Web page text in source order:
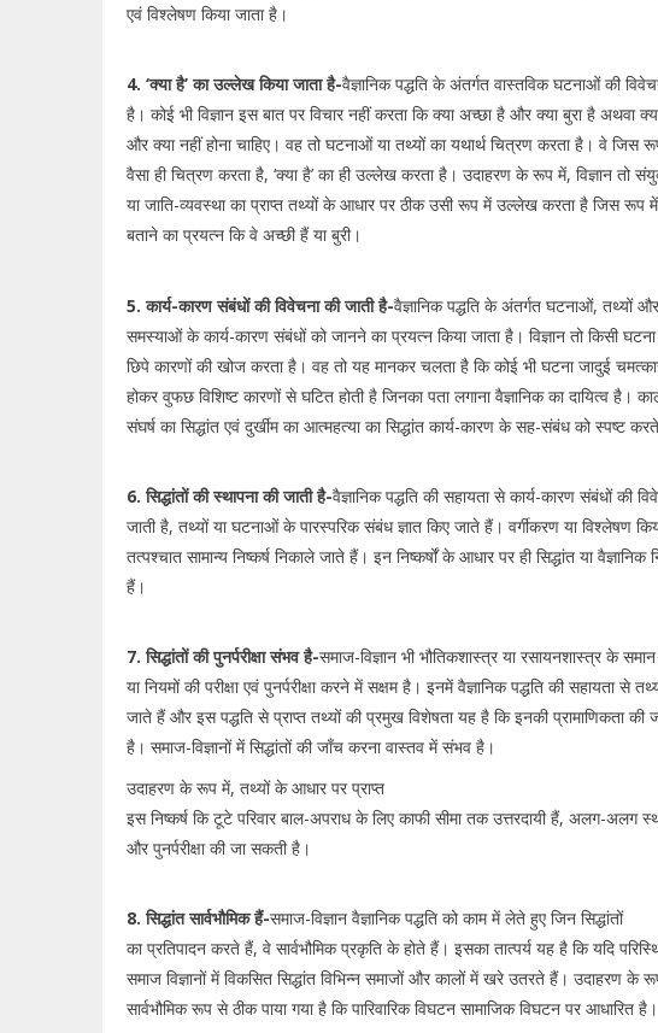
एवं विश्लेषण किया जाता है।
4. ‘क्या है’ का उल्लेख किया जाता है-वैज्ञानिक पद्धति के अंतर्गत वास्तविक घटनाओं की
है। कोई भी विज्ञान इस बात पर विचार नहीं करता कि क्या अच्छा है और क्या बुरा है अथवा क्या
और क्या नहीं होना चाहिए। वह तो घटनाओं या तथ्यों का यथार्थ चित्रण करता है। वे जिस
वैसा ही चित्रण करता है, ‘क्या है’ का ही उल्लेख करता है। उदाहरण के रूप में, विज्ञान तो
या जाति-व्यवस्था का प्राप्त तथ्यों के आधार पर ठीक उसी रूप में उल्लेख करता है जिस रूप
बताने का प्रयत्न कि वे अच्छी हैं या बुरी।
5. कार्य-कारण संबंधों की विवेचना की जाती है-वैज्ञानिक पद्धति के अंतर्गत घटनाओं, तथ्यों और
समस्याओं के कार्य-कारण संबंधों को जानने का प्रयत्न किया जाता है। विज्ञान तो किसी
छिपे कारणों की खोज करता है। वह तो यह मानकर चलता है कि कोई भी घटना जादुई
होकर वुफछ विशिष्ट कारणों से घटित होती है जिनका पता लगाना वैज्ञानिक का दायित्व है।
संघर्ष का सिद्धांत एवं दुर्खीम का आत्महत्या का सिद्धांत कार्य-कारण के सह-संबंध को स्पष्ट
6. सिद्धांतों की स्थापना की जाती है-वैज्ञानिक पद्धति की सहायता से कार्य-कारण संबंधों की
जाती है, तथ्यों या घटनाओं के पारस्परिक संबंध ज्ञात किए जाते हैं। वर्गीकरण या विश्लेषण
तत्पश्चात सामान्य निष्कर्ष निकाले जाते हैं। इन निष्कर्षों के आधार पर ही सिद्धांत या
हैं।
7. सिद्धांतों की पुनर्परीक्षा संभव है-समाज-विज्ञान भी भौतिकशास्त्र या रसायनशास्त्र के समान
या नियमों की परीक्षा एवं पुनर्परीक्षा करने में सक्षम है। इनमें वैज्ञानिक पद्धति की सहायता से
जाते हैं और इस पद्धति से प्राप्त तथ्यों की प्रमुख विशेषता यह है कि इनकी प्रामाणिकता की
है। समाज-विज्ञानों में सिद्धांतों की जाँच करना वास्तव में संभव है।
उदाहरण के रूप में, तथ्यों के आधार पर प्राप्त
इस निष्कर्ष कि टूटे परिवार बाल-अपराध के लिए काफी सीमा तक उत्तरदायी हैं, अलग-अलग
और पुनर्परीक्षा की जा सकती है।
8. सिद्धांत सार्वभौमिक हैं-समाज-विज्ञान वैज्ञानिक पद्धति को काम में लेते हुए जिन सिद्धांतों
का प्रतिपादन करते हैं, वे सार्वभौमिक प्रकृति के होते हैं। इसका तात्पर्य यह है कि यदि
समाज विज्ञानों में विकसित सिद्धांत विभिन्न समाजों और कालों में खरे उतरते हैं। उदाहरण के
सार्वभौमिक रूप से ठीक पाया गया है कि पारिवारिक विघटन सामाजिक विघटन पर आधारित है।